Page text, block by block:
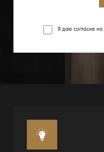
Я даю согласие